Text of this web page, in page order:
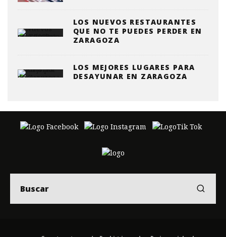
LOS NUEVOS RESTAURANTES
QUE NO TE PUEDES PERDER EN
ZARAGOZA
LOS MEJORES LUGARES PARA
DESAYUNAR EN ZARAGOZA